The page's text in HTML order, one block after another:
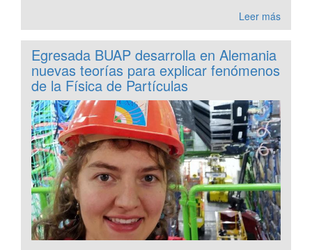
Leer más
Egresada BUAP desarrolla en Alemania
nuevas teorías para explicar fenómenos
de la Física de Partículas